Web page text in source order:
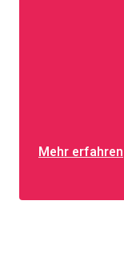
Mehr erfahren